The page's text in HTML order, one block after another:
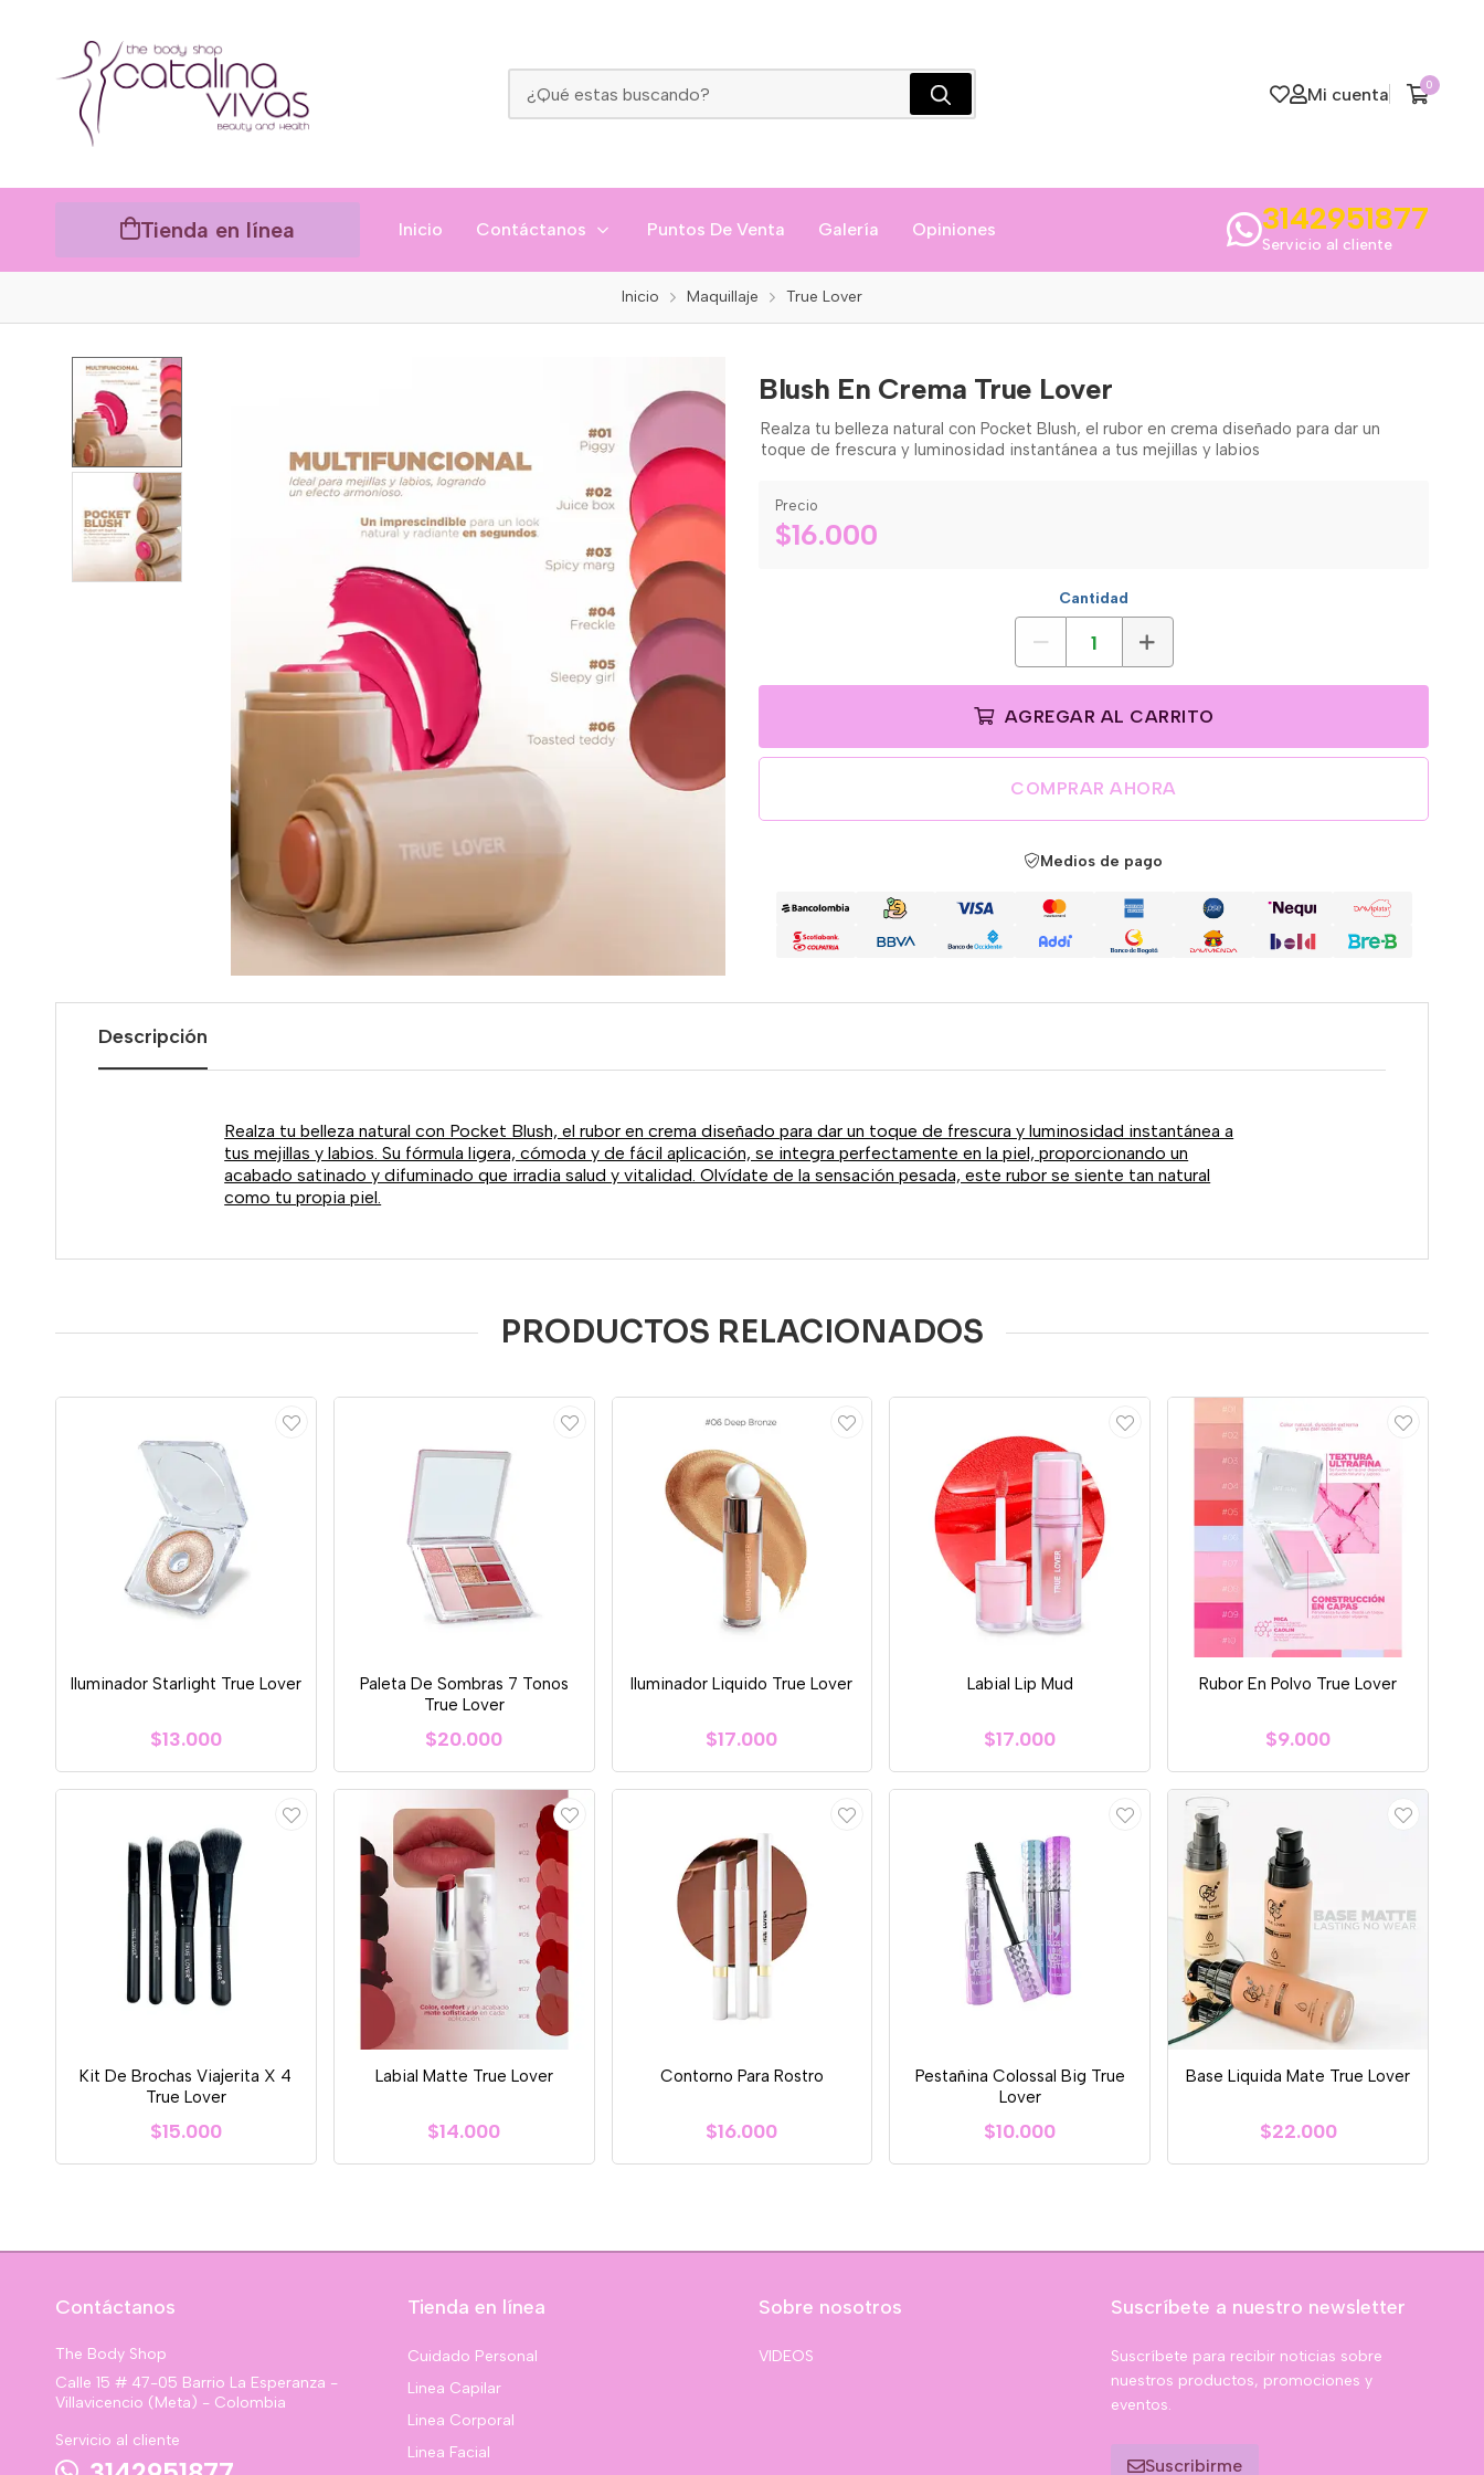
Mi cuenta 0
Tienda en línea Inicio Contáctanos Puntos De Venta Galería Opiniones 3142951877
Servicio al cliente
Inicio Maquillaje True Lover
Blush En Crema True Lover
Realza tu belleza natural con Pocket Blush, el rubor en crema diseñado para dar un
toque de frescura y luminosidad instantánea a tus mejillas y labios
Precio
$16.000
Cantidad
AGREGAR AL CARRITO
COMPRAR AHORA
Medios de pago
Descripción
Realza tu belleza natural con Pocket Blush, el rubor en crema diseñado para dar un toque de frescura y luminosidad instantánea a
tus mejillas y labios. Su fórmula ligera, cómoda y de fácil aplicación, se integra perfectamente en la piel, proporcionando un
acabado satinado y difuminado que irradia salud y vitalidad. Olvídate de la sensación pesada, este rubor se siente tan natural
como tu propia piel.
PRODUCTOS RELACIONADOS
Iluminador Starlight True Lover
$13.000
Paleta De Sombras 7 Tonos
True Lover
$20.000
Iluminador Liquido True Lover
$17.000
Labial Lip Mud
$17.000
Rubor En Polvo True Lover
$9.000
Kit De Brochas Viajerita X 4
True Lover
$15.000
Labial Matte True Lover
$14.000
Contorno Para Rostro
$16.000
Pestañina Colossal Big True
Lover
$10.000
Base Liquida Mate True Lover
$22.000
Contáctanos
The Body Shop
Calle 15 # 47-05 Barrio La Esperanza -
Villavicencio (Meta) - Colombia
Servicio al cliente
Tienda en línea
Cuidado Personal
Linea Capilar
Linea Corporal
Linea Facial
Sobre nosotros
VIDEOS
Suscríbete a nuestro newsletter
Suscríbete para recibir noticias sobre
nuestros productos, promociones y
eventos.
Suscribirme